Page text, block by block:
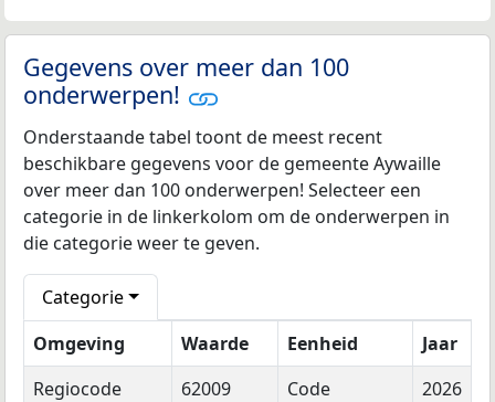
Gegevens over meer dan 100
onderwerpen!
Onderstaande tabel toont de meest recent
beschikbare gegevens voor de gemeente Aywaille
over meer dan 100 onderwerpen! Selecteer een
categorie in de linkerkolom om de onderwerpen in
die categorie weer te geven.
Categorie
Omgeving
Waarde Eenheid
Jaar
Regiocode
62009 Code
2026